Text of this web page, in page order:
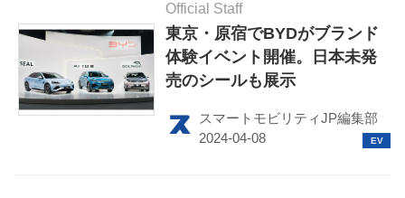
HOME
EV
電動バイク
Official Staff
東京・原宿でBYDがブランド
体験イベント開催。日本未発
売のシールも展示
スマートモビリティJP編集部